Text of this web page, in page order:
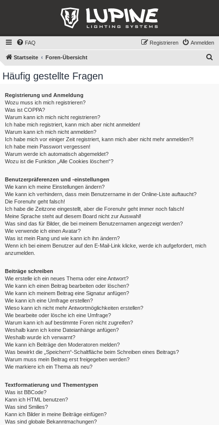
FAQ Anmelden
Registrieren
Startseite Foren-Übersicht
Häufig gestellte Fragen
Registrierung und Anmeldung
Wozu muss ich mich registrieren?
Was ist COPPA?
Warum kann ich mich nicht registrieren?
Ich habe mich registriert, kann mich aber nicht anmelden!
Warum kann ich mich nicht anmelden?
Ich habe mich vor einiger Zeit registriert, kann mich aber nicht mehr anmelden?!
Ich habe mein Passwort vergessen!
Warum werde ich automatisch abgemeldet?
Wozu ist die Funktion „Alle Cookies löschen“?
Benutzerpräferenzen und -einstellungen
Wie kann ich meine Einstellungen ändern?
Wie kann ich verhindern, dass mein Benutzername in der Online-Liste auftaucht?
Die Forenuhr geht falsch!
Ich habe die Zeitzone eingestellt, aber die Forenuhr geht immer noch falsch!
Meine Sprache steht auf diesem Board nicht zur Auswahl!
Was sind das für Bilder, die bei meinem Benutzernamen angezeigt werden?
Wie verwende ich einen Avatar?
Was ist mein Rang und wie kann ich ihn ändern?
Wenn ich bei einem Benutzer auf den E-Mail-Link klicke, werde ich aufgefordert, mich
anzumelden.
Beiträge schreiben
Wie erstelle ich ein neues Thema oder eine Antwort?
Wie kann ich einen Beitrag bearbeiten oder löschen?
Wie kann ich meinem Beitrag eine Signatur anfügen?
Wie kann ich eine Umfrage erstellen?
Wieso kann ich nicht mehr Antwortmöglichkeiten erstellen?
Wie bearbeite oder lösche ich eine Umfrage?
Warum kann ich auf bestimmte Foren nicht zugreifen?
Weshalb kann ich keine Dateianhänge anfügen?
Weshalb wurde ich verwarnt?
Wie kann ich Beiträge den Moderatoren melden?
Was bewirkt die „Speichern“-Schaltfläche beim Schreiben eines Beitrags?
Warum muss mein Beitrag erst freigegeben werden?
Wie markiere ich ein Thema als neu?
Textformatierung und Thementypen
Was ist BBCode?
Kann ich HTML benutzen?
Was sind Smilies?
Kann ich Bilder in meine Beiträge einfügen?
Was sind globale Bekanntmachungen?